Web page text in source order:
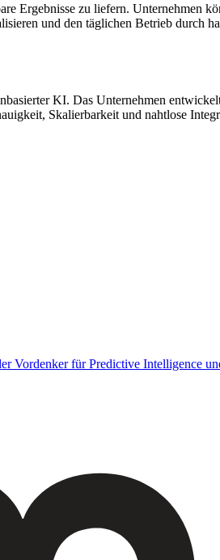
Ergebnisse zu liefern. Unternehmen
und den täglichen Betrieb durch
KI. Das Unternehmen
Skalierbarkeit und nahtlose